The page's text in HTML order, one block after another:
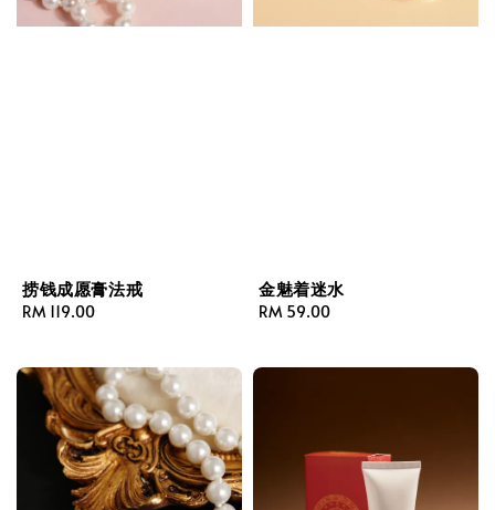
捞钱成愿膏法戒
Regular
RM 119.00
金魅着迷水
Regular
RM 59.00